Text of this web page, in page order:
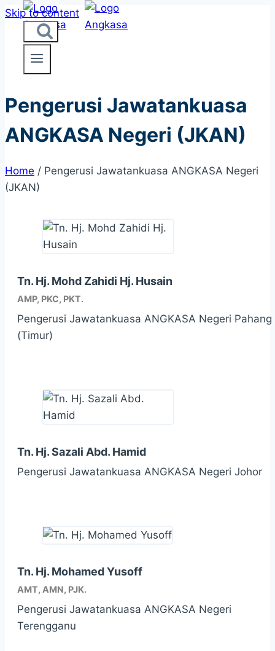
Skip to content
Pengerusi Jawatankuasa
ANGKASA Negeri (JKAN)
Home / Pengerusi Jawatankuasa ANGKASA Negeri
(JKAN)
Tn. Hj. Mohd Zahidi Hj. Husain
AMP, PKC, PKT.
Pengerusi Jawatankuasa ANGKASA Negeri Pahang
(Timur)
Tn. Hj. Sazali Abd. Hamid
Pengerusi Jawatankuasa ANGKASA Negeri Johor
Tn. Hj. Mohamed Yusoff
AMT, AMN, PJK.
Pengerusi Jawatankuasa ANGKASA Negeri
Terengganu